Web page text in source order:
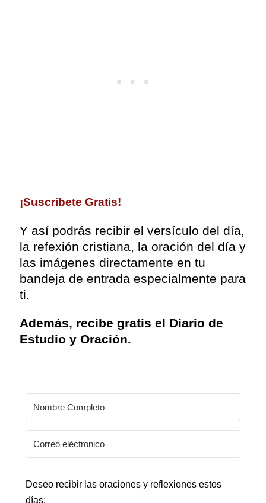
¡Suscribete Gratis!
Y así podrás recibir el versículo del día,
la refexión cristiana, la oración del día y
las imágenes directamente en tu
bandeja de entrada especialmente para
ti.
Además, recibe gratis el Diario de
Estudio y Oración.
Deseo recibir las oraciones y reflexiones estos
días: